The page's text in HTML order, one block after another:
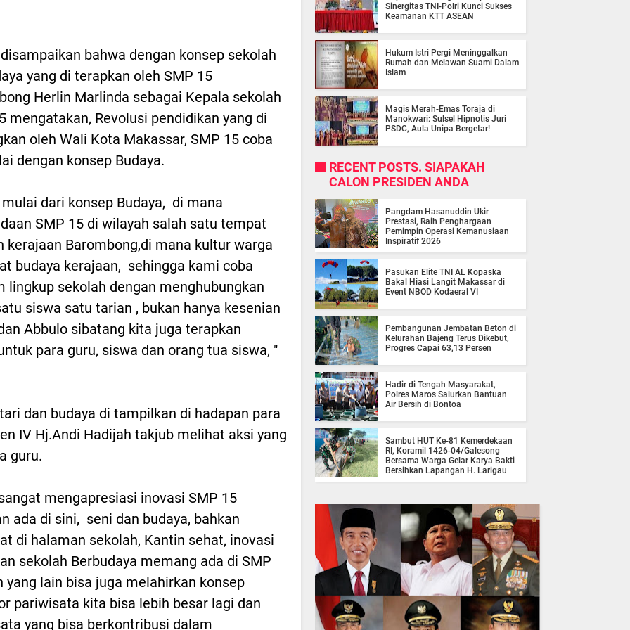
bahwa dengan konsep sekolah
yang di terapkan oleh SMP 15
Herlin Marlinda sebagai Kepala sekolah
mengatakan, Revolusi pendidikan yang di
oleh Wali Kota Makassar, SMP 15 coba
dengan konsep Budaya.
dari konsep Budaya, di mana
SMP 15 di wilayah salah satu tempat
kerajaan Barombong,di mana kultur warga
budaya kerajaan, sehingga kami coba
sekolah dengan menghubungkan
siswa satu tarian , bukan hanya kesenian
Abbulo sibatang kita juga terapkan
para guru, siswa dan orang tua siswa, "
dan budaya di tampilkan di hadapan para
IV Hj.Andi Hadijah takjub melihat aksi yang
guru.
mengapresiasi inovasi SMP 15
ada di sini, seni dan budaya, bahkan
di halaman sekolah, Kantin sehat, inovasi
sekolah Berbudaya memang ada di SMP
yang lain bisa juga melahirkan konsep
pariwisata kita bisa lebih besar lagi dan
yang bisa berkontribusi dalam
Sinergitas TNI-Polri Kunci Sukses
Keamanan KTT ASEAN
Hukum Istri Pergi Meninggalkan
Rumah dan Melawan Suami Dalam
Islam
Magis Merah-Emas Toraja di
Manokwari: Sulsel Hipnotis Juri
PSDC, Aula Unipa Bergetar!
RECENT POSTS. SIAPAKAH
CALON PRESIDEN ANDA
Pangdam Hasanuddin Ukir
Prestasi, Raih Penghargaan
Pemimpin Operasi Kemanusiaan
Inspiratif 2026
Pasukan Elite TNI AL Kopaska
Bakal Hiasi Langit Makassar di
Event NBOD Kodaeral VI
Pembangunan Jembatan Beton di
Kelurahan Bajeng Terus Dikebut,
Progres Capai 63,13 Persen
Hadir di Tengah Masyarakat,
Polres Maros Salurkan Bantuan
Air Bersih di Bontoa
Sambut HUT Ke-81 Kemerdekaan
RI, Koramil 1426-04/Galesong
Bersama Warga Gelar Karya Bakti
Bersihkan Lapangan H. Larigau